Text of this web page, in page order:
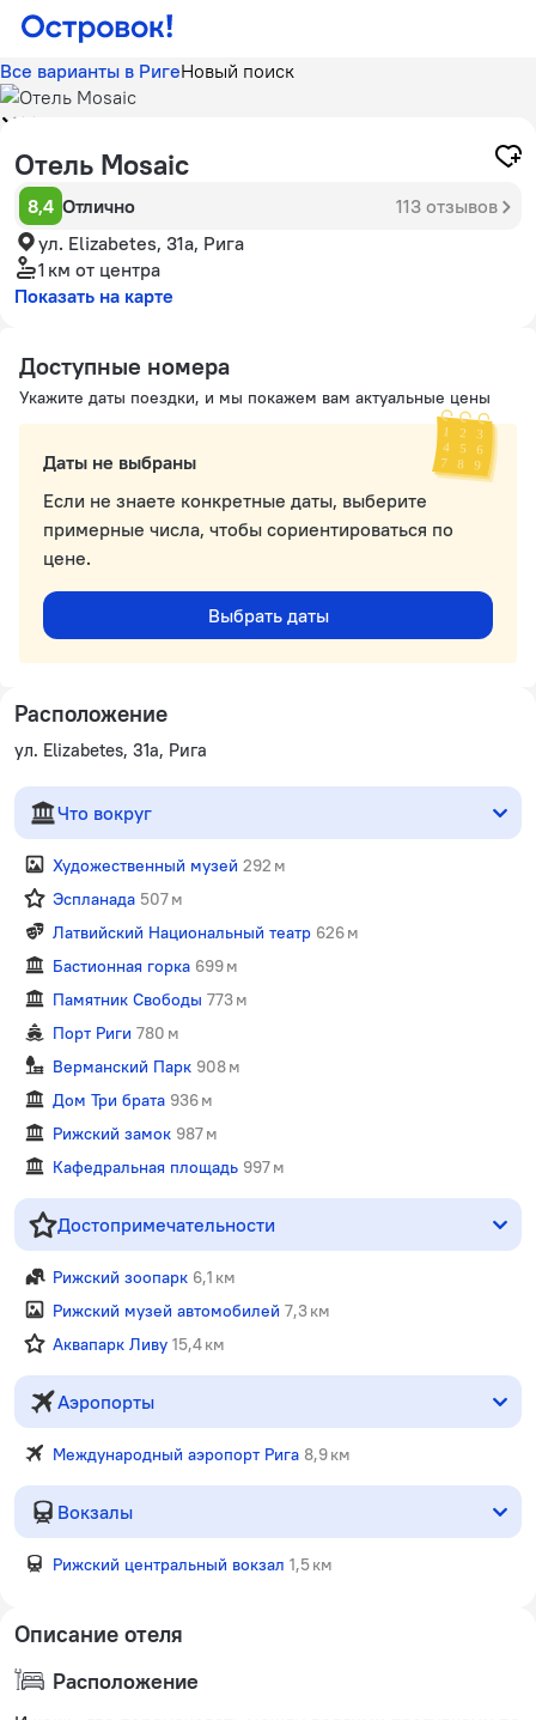
Все варианты в РигеНовый поиск
Отель Mosaic
8,4 Отлично
113 отзывов
ул. Elizabetes, 31а, Рига
1 км от центра
Показать на карте
Доступные номера
Укажите даты поездки, и мы покажем вам актуальные цены
Даты не выбраны
Если не знаете конкретные даты, выберите
примерные числа, чтобы сориентироваться по
цене.
Выбрать даты
Расположение
ул. Elizabetes, 31а, Рига
Что вокруг
Художественный музей 292 м
Эспланада 507 м
Латвийский Национальный театр 626 м
Бастионная горка 699 м
Памятник Свободы 773 м
Порт Риги 780 м
Верманский Парк 908 м
Дом Три брата 936 м
Рижский замок 987 м
Кафедральная площадь 997 м
Достопримечательности
Рижский зоопарк 6,1 км
Рижский музей автомобилей 7,3 км
Аквапарк Ливу 15,4 км
Аэропорты
Международный аэропорт Рига 8,9 км
Вокзалы
Рижский центральный вокзал 1,5 км
Описание отеля
Расположение